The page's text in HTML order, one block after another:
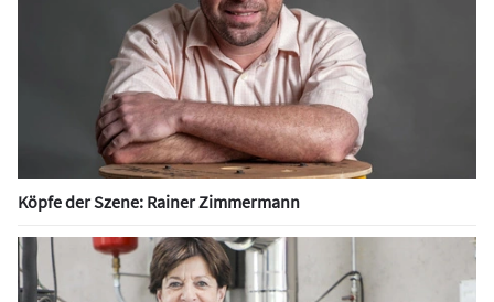
Köpfe der Szene: Rainer Zimmermann